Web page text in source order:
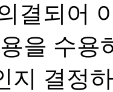
결되어
을 수용
지 결정